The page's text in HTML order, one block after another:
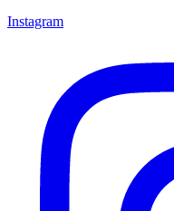
Instagram